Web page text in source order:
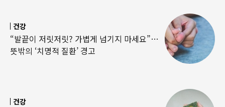
건강
“발끝이 저릿저릿? 가볍게 넘기지 마세요”…
뜻밖의 ‘치명적 질환’ 경고
건강